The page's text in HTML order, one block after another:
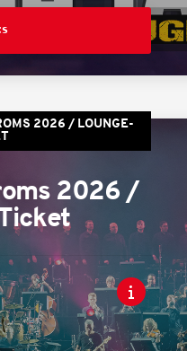
2026 / LOUNGE-
2026 /